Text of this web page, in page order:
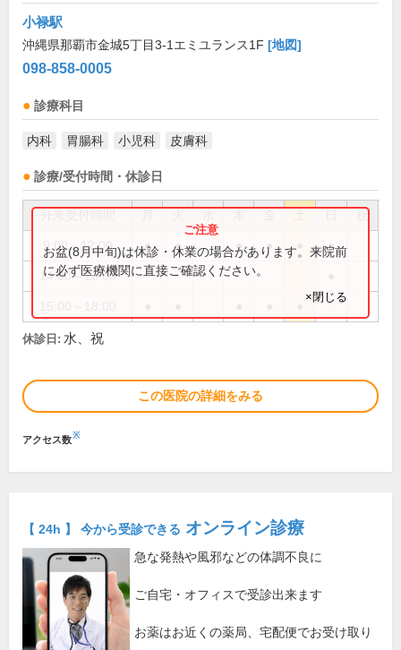
小禄駅
沖縄県那覇市金城5丁目3-1エミユランス1F [地図]
098-858-0005
診療科目
内科 胃腸科 小児科 皮膚科
診療/受付時間・休診日
祝
9:00～12:00 ● ● ● ● ●
14:00～16:00
お盆(8月中旬)は休診・休業の場合があります。来院前
に必ず医療機関に直接ご確認ください。
×閉じる
休診日: 水、祝
この医院の詳細をみる
アクセス数※
【 24h 】 今から受診できる オンライン診療
急な発熱や風邪などの体調不良に
ご自宅・オフィスで受診出来ます
お薬はお近くの薬局、宅配便でお受け取り